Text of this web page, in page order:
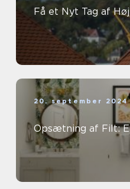
Få et Nyt Tag af
20. september 2024
Opsætning af Filt: